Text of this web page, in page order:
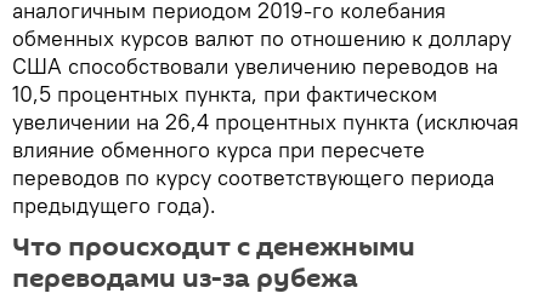
аналогичным периодом 2019-го колебания
обменных курсов валют по отношению к доллару
США способствовали увеличению переводов на
10,5 процентных пункта, при фактическом
увеличении на 26,4 процентных пункта (исключая
влияние обменного курса при пересчете
переводов по курсу соответствующего периода
предыдущего года).
Что происходит с денежными
переводами из-за рубежа